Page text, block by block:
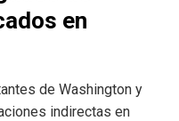
en
de Washington y
indirectas en